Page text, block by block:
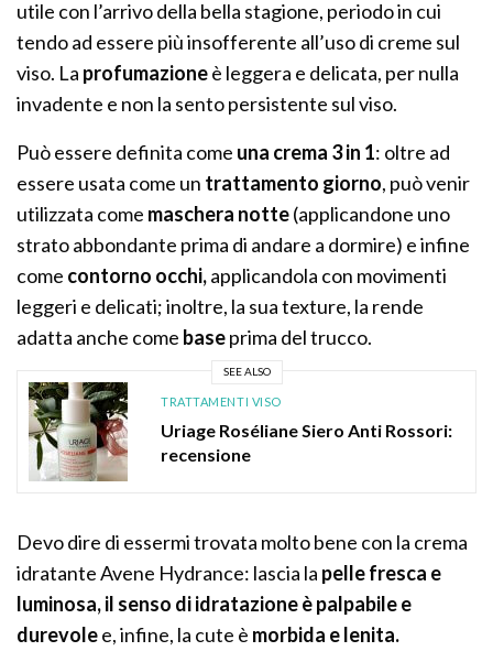
utile con l’arrivo della bella stagione, periodo in cui
tendo ad essere più insofferente all’uso di creme sul
viso. La profumazioneè leggera e delicata, per nulla
invadente e non la sento persistente sul viso.
Può essere definita come una crema 3 in 1: oltre ad
essere usata come un trattamento giorno, può venir
utilizzata come maschera notte(applicandone uno
strato abbondante prima di andare a dormire) e infine
come contorno occhi,applicandola con movimenti
leggeri e delicati; inoltre, la sua texture, la rende
adatta anche come baseprima del trucco.
SEE ALSO
TRATTAMENTI VISO
Uriage Roséliane Siero Anti Rossori:
recensione
Devo dire di essermi trovata molto bene con la crema
idratante Avene Hydrance: lascia la pelle fresca e
luminosa, il senso di idratazione è palpabile e
durevolee, infine, la cute è morbida e lenita.